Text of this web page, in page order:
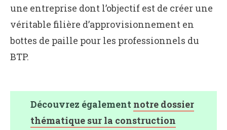
une entreprise dont l’objectif est de créer une
véritable filière d’approvisionnement en
bottes de paille pour les professionnels du
BTP.
Découvrez également notre dossier
thématique sur la construction